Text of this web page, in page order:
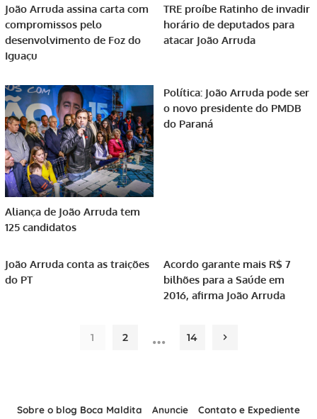
João Arruda assina carta com
compromissos pelo
desenvolvimento de Foz do
Iguaçu
TRE proíbe Ratinho de invadir
horário de deputados para
atacar João Arruda
Aliança de João Arruda tem
125 candidatos
Política: João Arruda pode ser
o novo presidente do PMDB
do Paraná
João Arruda conta as traições
do PT
Acordo garante mais R$ 7
bilhões para a Saúde em
2016, afirma João Arruda
1 2 … 14
Sobre o blog Boca Maldita Anuncie Contato e Expediente